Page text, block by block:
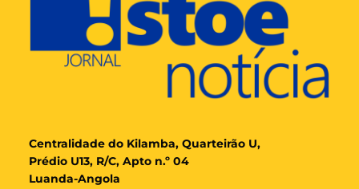
Centralidade do Kilamba, Quarteirão U,
Prédio U13, R/C, Apto n.º 04
Luanda-Angola